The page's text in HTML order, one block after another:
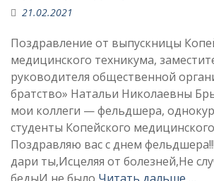
21.02.2021
Поздравление от выпускницы
медицинского техникума,
руководителя общественной
братство» Натальи Николаевны
мои коллеги — фельдшера,
студенты Копейского
Поздравляю вас с днем
дари ты,Исцеляя от болезней,Не